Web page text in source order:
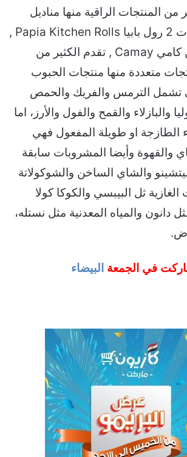
من المنتجات الراقية منها مناديل
مطبخ ثلاث طبقات 2 رول بابيا Papia Kitchen Rolls ,
صابون للوجه من كامي Camay , تقدم الكثير من
متعددة منها منتجات الحبوب
تشمل الترمس والفريك والحمص
والبازلاء والقمح والفول والأرز، اما
الطازجة او طويلة المفعول فهي
والقهوة وأيضا المشروبات سابقة
والشاي الساخن والشوكولاتة
ثل البيبسي والكوكا كولا
دانون والمياه المعدنية مثل نستله،
في الجمعة البيضاء